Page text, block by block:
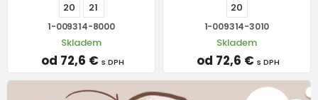
20 21
1-009314-8000
Skladem
od 72,6 € s DPH
20
1-009314-3010
Skladem
od 72,6 € s DPH